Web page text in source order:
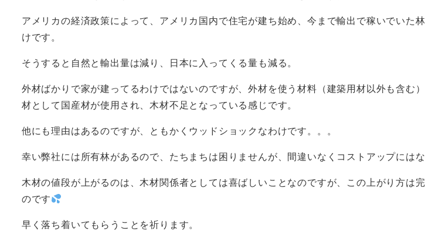
アメリカの経済政策によって、アメリカ国内で住宅が建ち始め、今まで輸出で稼いでいた
けです。
そうすると自然と輸出量は減り、日本に入ってくる量も減る。
外材ばかりで家が建ってるわけではないのですが、外材を使う材料（建築用材以外も含む
材として国産材が使用され、木材不足となっている感じです。
他にも理由はあるのですが、ともかくウッドショックなわけです。。。
幸い弊社には所有林があるので、たちまちは困りませんが、間違いなくコストアップにはな
木材の値段が上がるのは、木材関係者としては喜ばしいことなのですが、この上がり方は
のです
早く落ち着いてもらうことを祈ります。